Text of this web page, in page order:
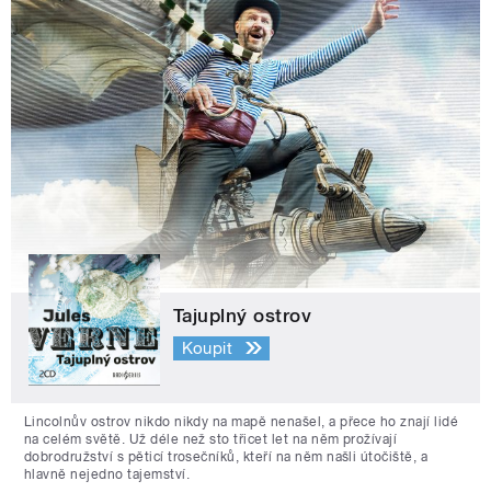
Tajuplný ostrov
Koupit
Lincolnův ostrov nikdo nikdy na mapě nenašel, a přece ho znají lidé
na celém světě. Už déle než sto třicet let na něm prožívají
dobrodružství s pěticí trosečníků, kteří na něm našli útočiště, a
hlavně nejedno tajemství.